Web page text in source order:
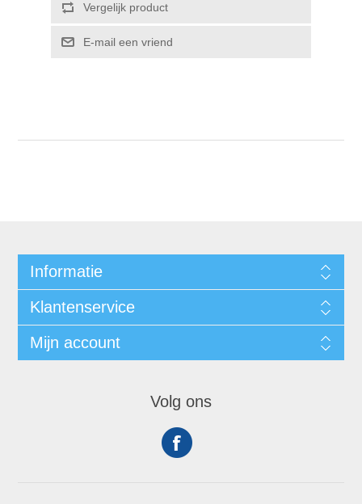
Vergelijk product
E-mail een vriend
Informatie
Klantenservice
Mijn account
Volg ons